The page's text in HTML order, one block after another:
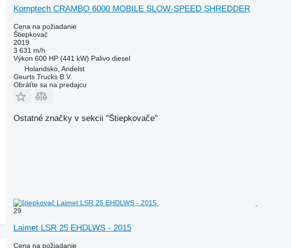
Komptech CRAMBO 6000 MOBILE SLOW-SPEED SHREDDER
Cena na požiadanie
Štiepkovač
2019
3 631 m/h
Výkon 600 HP (441 kW) Palivo diesel
Holandsko, Andelst
Geurts Trucks B.V.
Obráťte sa na predajcu
Ostatné značky v sekcii "Štiepkovače"
29
Laimet LSR 25 EHDLWS - 2015
Cena na požiadanie